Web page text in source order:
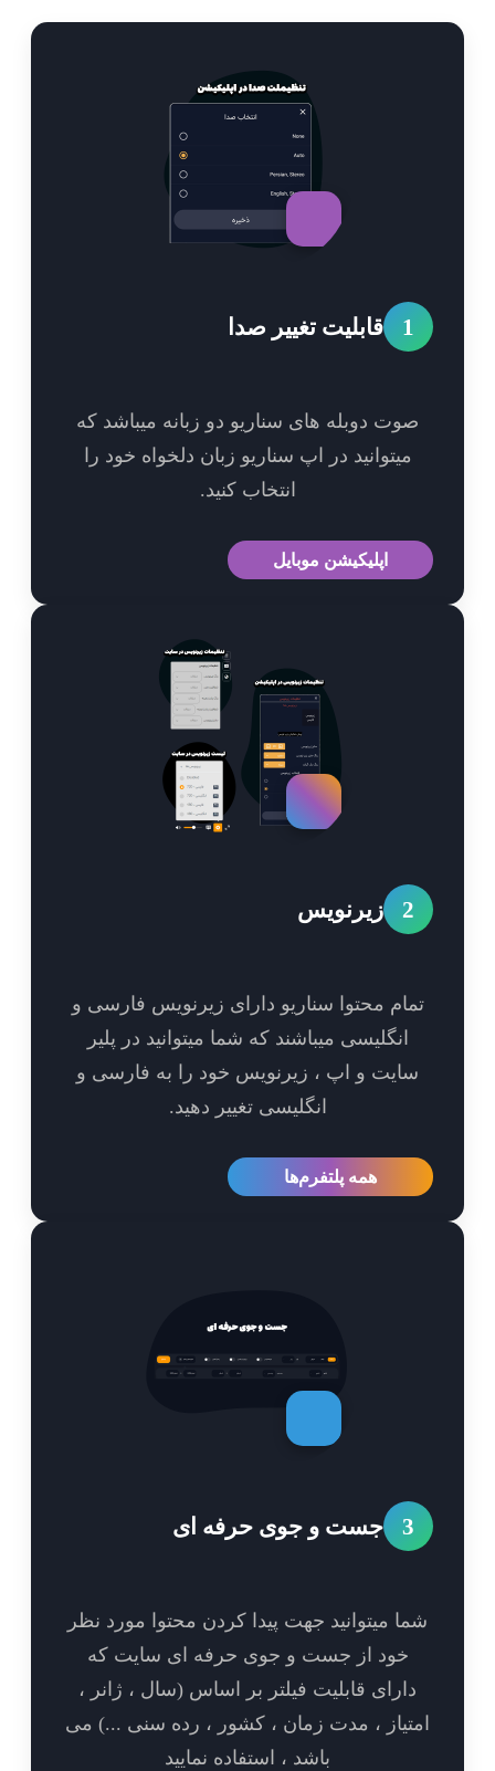
قابلیت تغییر صدا
دوبله های سناریو دو زبانه میباشد که
میتوانید در اپ سناریو زبان دلخواه خود را
انتخاب کنید.
اپلیکیشن موبایل
زیرنویس
محتوا سناریو دارای زیرنویس فارسی و
انگلیسی میباشند که شما میتوانید در پلیر
و اپ ، زیرنویس خود را به فارسی و
انگلیسی تغییر دهید.
همه پلتفرم‌ها
جست و جوی حرفه ای
میتوانید جهت پیدا کردن محتوا مورد نظر
خود از جست و جوی حرفه ای سایت که
دارای قابلیت فیلتر بر اساس (سال ، ژانر ،
، مدت زمان ، کشور ، رده سنی ...) می
باشد ، استفاده نمایید